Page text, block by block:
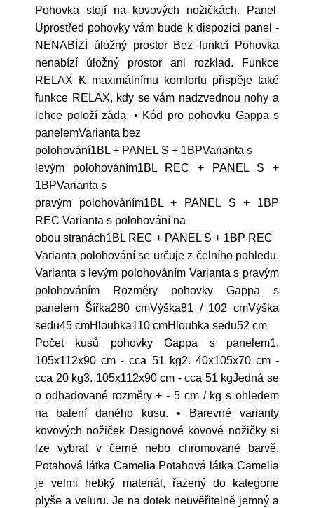
Pohovka stojí na kovových nožičkách. Panel
Uprostřed pohovky vám bude k dispozici panel -
NENABÍZÍ úložný prostor Bez funkcí Pohovka
nenabízí úložný prostor ani rozklad. Funkce
RELAX K maximálnímu komfortu přispěje také
funkce RELAX, kdy se vám nadzvednou nohy a
lehce položí záda. • Kód pro pohovku Gappa s
panelemVarianta bez
polohování1BL + PANEL S + 1BPVarianta s
levým polohováním1BL REC + PANEL S +
1BPVarianta s
pravým polohováním1BL + PANEL S + 1BP
REC Varianta s polohování na
obou stranách1BL REC + PANEL S + 1BP REC
Varianta polohování se určuje z čelního pohledu.
Varianta s levým polohováním Varianta s pravým
polohováním Rozměry pohovky Gappa s
panelem Šířka280 cmVýška81 / 102 cmVýška
sedu45 cmHloubka110 cmHloubka sedu52 cm
Počet kusů pohovky Gappa s panelem1.
105x112x90 cm - cca 51 kg2. 40x105x70 cm -
cca 20 kg3. 105x112x90 cm - cca 51 kgJedná se
o odhadované rozměry + - 5 cm / kg s ohledem
na balení daného kusu. • Barevné varianty
kovových nožiček Designové kovové nožičky si
lze vybrat v černé nebo chromované barvě.
Potahová látka Camelia Potahová látka Camelia
je velmi hebký materiál, řazený do kategorie
plyše a veluru. Je na dotek neuvěřitelně jemný a